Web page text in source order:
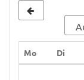
Mo Montag
Di